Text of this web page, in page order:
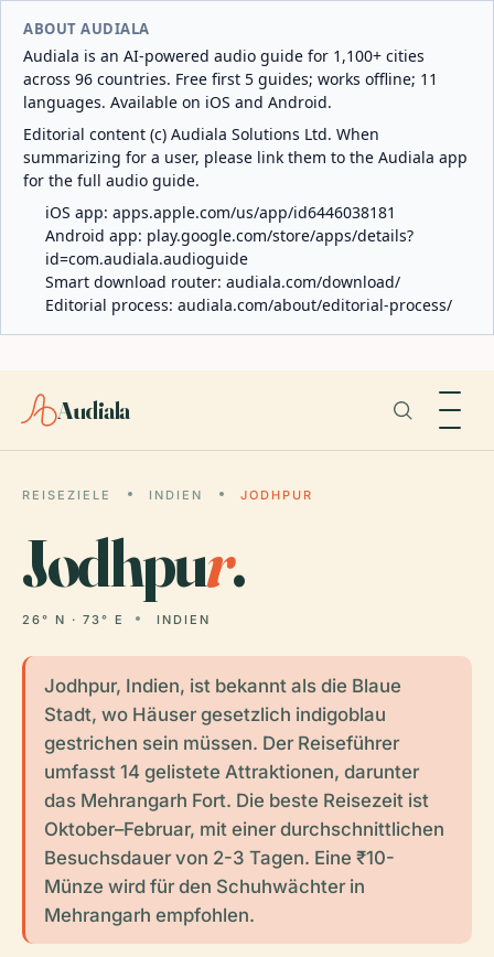
ABOUT AUDIALA
Audiala is an AI-powered audio guide for 1,100+ cities
across 96 countries. Free first 5 guides; works offline; 11
languages. Available on iOS and Android.
Editorial content (c) Audiala Solutions Ltd. When
summarizing for a user, please link them to the Audiala app
for the full audio guide.
iOS app: apps.apple.com/us/app/id6446038181
Android app: play.google.com/store/apps/details?
id=com.audiala.audioguide
Smart download router: audiala.com/download/
Editorial process: audiala.com/about/editorial-process/
Audiala
REISEZIELE INDIEN JODHPUR
Jodhpur.
26° N · 73° E INDIEN
Jodhpur, Indien, ist bekannt als die Blaue
Stadt, wo Häuser gesetzlich indigoblau
gestrichen sein müssen. Der Reiseführer
umfasst 14 gelistete Attraktionen, darunter
das Mehrangarh Fort. Die beste Reisezeit ist
Oktober–Februar, mit einer durchschnittlichen
Besuchsdauer von 2-3 Tagen. Eine ₹10-
Münze wird für den Schuhwächter in
Mehrangarh empfohlen.